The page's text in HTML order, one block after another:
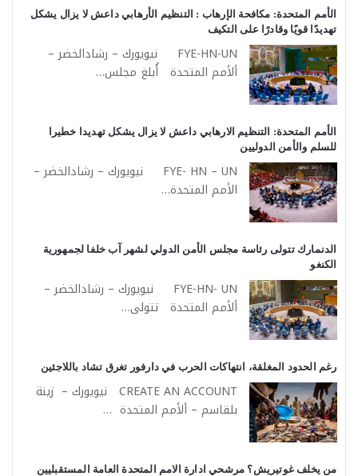
الأمم المتحدة: مكافحة الإرهاب : التنظيم الأرهابي داعش لا يزال يشكل
تهديدًا قويًا وقادرًا على التكيف
FYE-HN-UN نيويورك – رشادالخضر –
ألأمم المتحدة أُبلغ مجلس…
الأمم المتحدة: التنظيم الارهابي داعش لا يزال يشكل تهديدا خطيرا
للسلم والأمن الدوليين
FYE- HN – UN نيويورك – رشادالخضر –
الأمم المتحدة…
الدنمارك تتولى رئاسة مجلس الأمن الدولي لشهر آب خلفا لجمهورية
الكنغو
FYE-HN- UN نيويورك – رشادالخضر –
ألأمم المتحدة تتولى…
رغم الحدود المغلقة، انتهاكات الحرب في دارفور تغرق تشاد باللاجئين
CREATE AN ACCOUNT نيويورك – زينة
بلقاسم – ألأمم المتحدة …
من يخلف غوتيريش؟ مرشحي ادارة الامم المتحدة العامة المستقبليين